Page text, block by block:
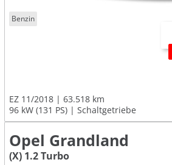
Benzin
EZ 11/2018
63.518 km
96 kW (131 PS)
Schaltgetriebe
Opel Grandland
(X) 1.2 Turbo